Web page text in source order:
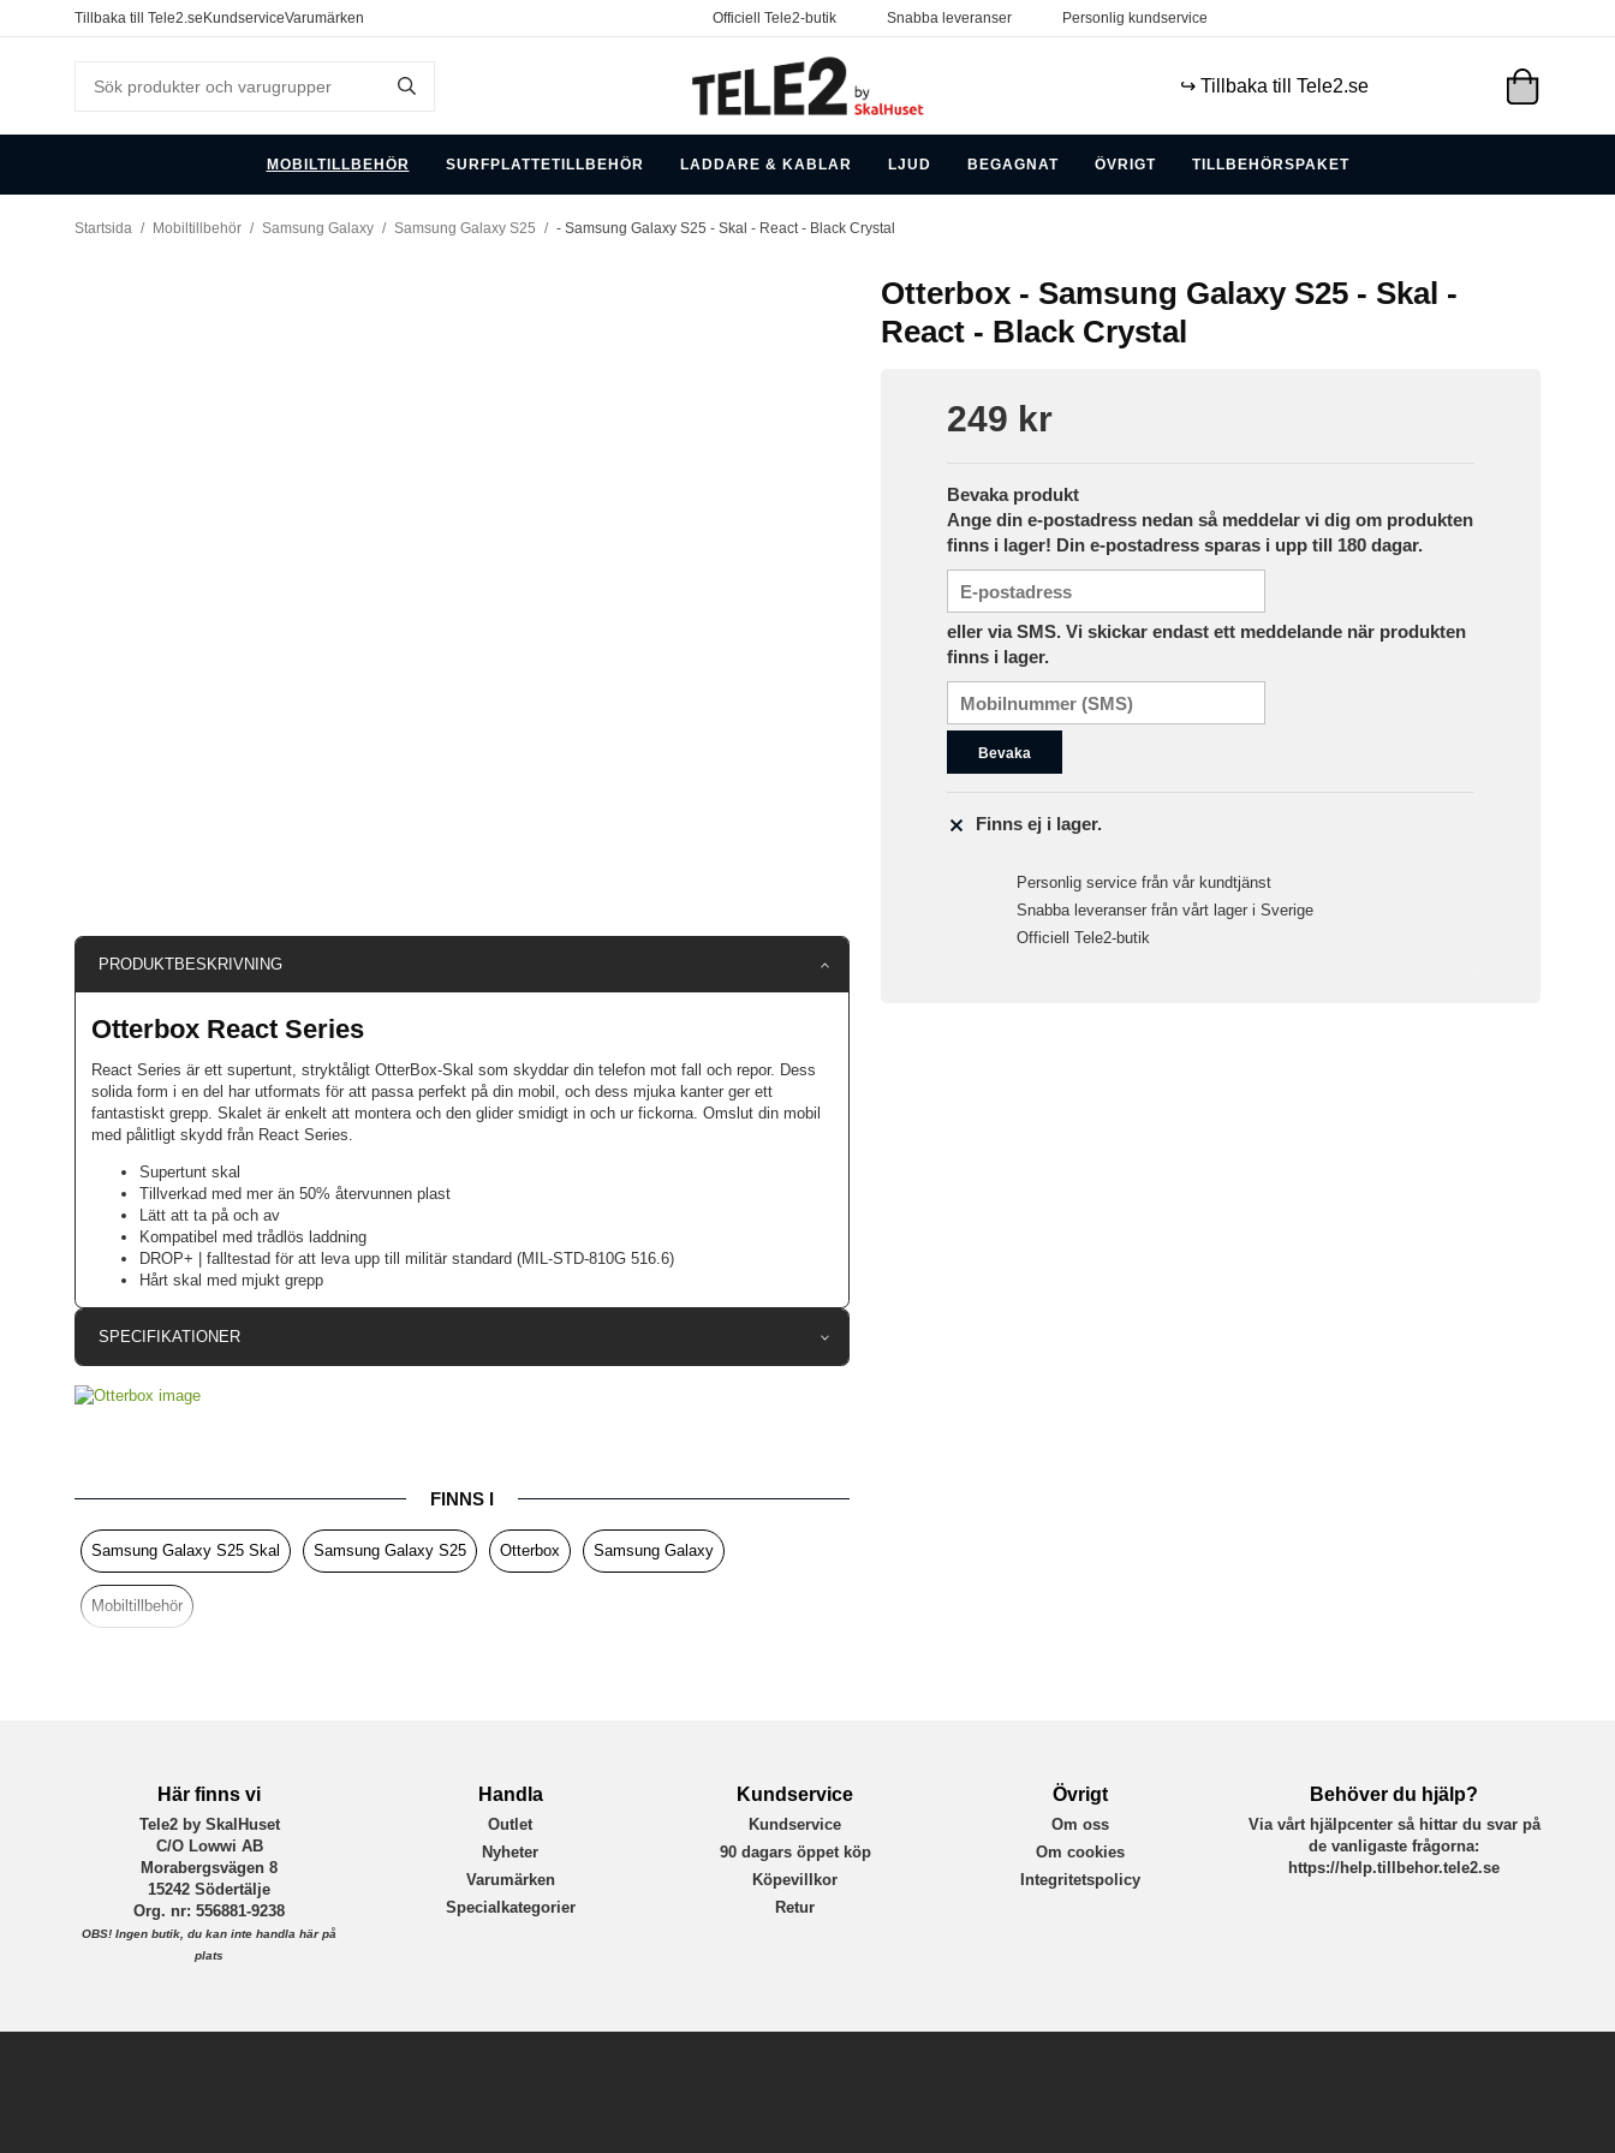
Tillbaka till Tele2.seKundserviceVarumärken Officiell Tele2-butik Snabba leveranser Personlig kundservice
↪️ Tillbaka till Tele2.se
MOBILTILLBEHÖR SURFPLATTETILLBEHÖR LADDARE & KABLAR LJUD BEGAGNAT ÖVRIGT TILLBEHÖRSPAKET
Startsida / Mobiltillbehör / Samsung Galaxy / Samsung Galaxy S25 / - Samsung Galaxy S25 - Skal - React - Black Crystal
Otterbox - Samsung Galaxy S25 - Skal -
React - Black Crystal
249 kr
Bevaka produkt
Ange din e-postadress nedan så meddelar vi dig om produkten
finns i lager! Din e-postadress sparas i upp till 180 dagar.
eller via SMS. Vi skickar endast ett meddelande när produkten
finns i lager.
Bevaka
Finns ej i lager.
Personlig service från vår kundtjänst
Snabba leveranser från vårt lager i Sverige
Officiell Tele2-butik
PRODUKTBESKRIVNING
Otterbox React Series
React Series är ett supertunt, stryktåligt OtterBox-Skal som skyddar din telefon mot fall och repor. Dess
solida form i en del har utformats för att passa perfekt på din mobil, och dess mjuka kanter ger ett
fantastiskt grepp. Skalet är enkelt att montera och den glider smidigt in och ur fickorna. Omslut din mobil
med pålitligt skydd från React Series.
Supertunt skal
Tillverkad med mer än 50% återvunnen plast
Lätt att ta på och av
Kompatibel med trådlös laddning
DROP+ | falltestad för att leva upp till militär standard (MIL-STD-810G 516.6)
Hårt skal med mjukt grepp
SPECIFIKATIONER
Egenskaper Stöttålig
Färg Genomskinlig, Svart
Material Hårdplast (PC), Mjukplast (TPU)
Varumärke
FINNS I
Samsung Galaxy S25 Skal Samsung Galaxy S25 Otterbox Samsung Galaxy
Mobiltillbehör
Här finns vi
Tele2 by SkalHuset
C/O Lowwi AB
Morabergsvägen 8
15242 Södertälje
Org. nr: 556881-9238
OBS! Ingen butik, du kan inte handla här på
plats
Handla
Outlet
Nyheter
Varumärken
Specialkategorier
Kundservice
Kundservice
90 dagars öppet köp
Köpevillkor
Retur
Övrigt
Om oss
Om cookies
Integritetspolicy
Behöver du hjälp?
Via vårt hjälpcenter så hittar du svar på
de vanligaste frågorna:
https://help.tillbehor.tele2.se